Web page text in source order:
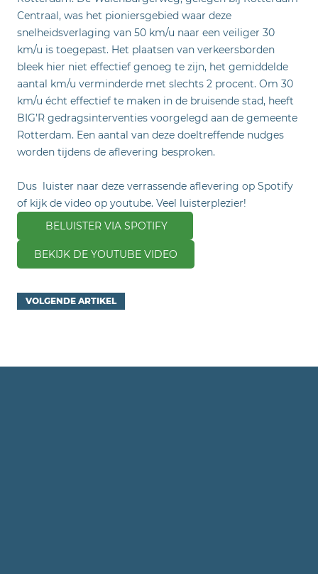
Centraal, was het pioniersgebied waar deze
snelheidsverlaging van 50 km/u naar een veiliger 30
km/u is toegepast. Het plaatsen van verkeersborden
bleek hier niet effectief genoeg te zijn, het gemiddelde
aantal km/u verminderde met slechts 2 procent. Om 30
km/u écht effectief te maken in de bruisende stad, heeft
BIG’R gedragsinterventies voorgelegd aan de gemeente
Rotterdam. Een aantal van deze doeltreffende nudges
worden tijdens de aflevering besproken.
Dus luister naar deze verrassende aflevering op Spotify
of kijk de video op youtube. Veel luisterplezier!
BELUISTER VIA SPOTIFY
BEKIJK DE YOUTUBE VIDEO
VOLGENDE ARTIKEL